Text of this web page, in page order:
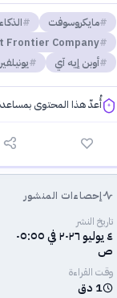
مايكروسوفت
Frontier Company
أوبن إيه آي
يونيلفير
أُعدّ هذا المحتوى
إحصاءات المنشور
تاريخ النشر
٤ يوليو ٢٠٢٦ في ٠٥:٥٥
ص
وقت القراءة
1 دق